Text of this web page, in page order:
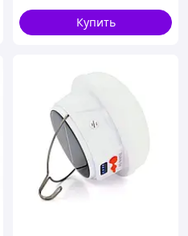
Купить